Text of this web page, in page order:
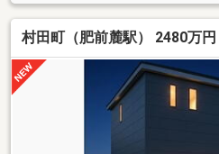
村田町（肥前麓駅） 2480万円